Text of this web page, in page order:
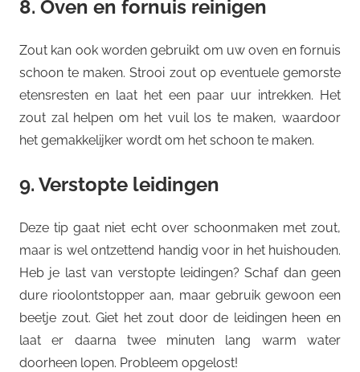
8. Oven en fornuis reinigen
Zout kan ook worden gebruikt om uw oven en fornuis
schoon te maken. Strooi zout op eventuele gemorste
etensresten en laat het een paar uur intrekken. Het
zout zal helpen om het vuil los te maken, waardoor
het gemakkelijker wordt om het schoon te maken.
9. Verstopte leidingen
Deze tip gaat niet echt over schoonmaken met zout,
maar is wel ontzettend handig voor in het huishouden.
Heb je last van verstopte leidingen? Schaf dan geen
dure rioolontstopper aan, maar gebruik gewoon een
beetje zout. Giet het zout door de leidingen heen en
laat er daarna twee minuten lang warm water
doorheen lopen. Probleem opgelost!